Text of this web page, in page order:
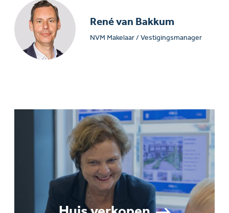
René van Bakkum
NVM Makelaar / Vestigingsmanager